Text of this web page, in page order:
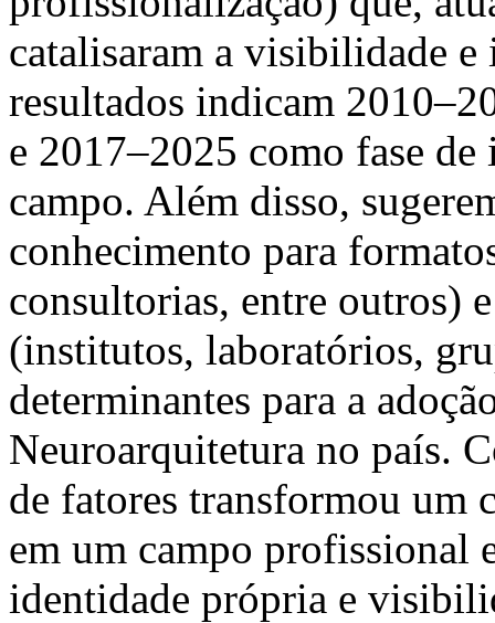
catalisaram a visibilidade
resultados indicam
e 2017–2025 como fase
campo. Além disso,
conhecimento para
consultorias, entre outros)
(institutos, laboratórios,
determinantes para a
Neuroarquitetura no país.
de fatores transformou um
em um campo profissional
identidade própria e